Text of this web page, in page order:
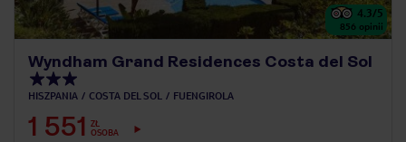
4.3/5
856 opinii
Wyndham Grand Residences Costa del Sol
HISZPANIA COSTA DEL SOL FUENGIROLA
1 551
ZŁ
OSOBA